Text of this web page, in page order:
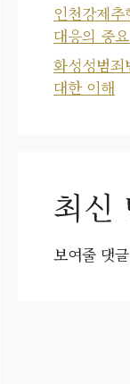
인천강제
대응의 중
화성성범
대한 이해
최신
보여줄 댓